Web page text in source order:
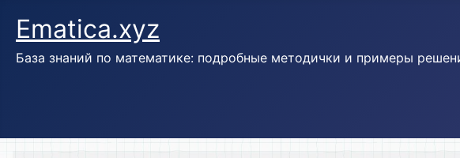
Ematica.xyz
База знаний по математике: подробные методички и примеры